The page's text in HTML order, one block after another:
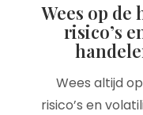
Wees op
risico’s
Wees altijd
risico’s en